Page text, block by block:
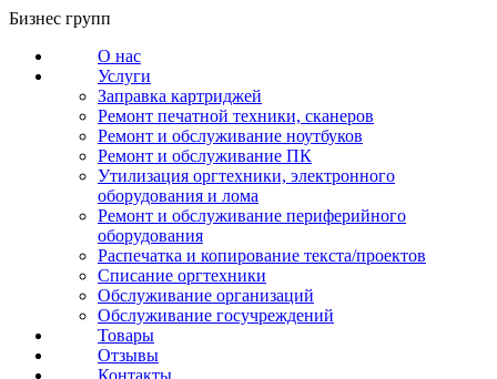
Перейти
содержанию
Бизнес групп
О нас
Услуги
Заправка картриджей
Ремонт печатной техники, сканеров
Ремонт и обслуживание ноутбуков
Ремонт и обслуживание ПК
Утилизация оргтехники, электронного
оборудования и лома
Ремонт и обслуживание периферийного
оборудования
Распечатка и копирование текста/проектов
Списание оргтехники
Обслуживание организаций
Обслуживание госучреждений
Товары
Отзывы
Контакты